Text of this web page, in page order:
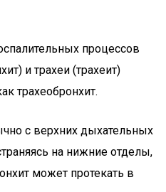
процессов
и трахеи (трахеит)
трахеобронхит.
с верхних дыхательных
на нижние отделы,
может протекать в